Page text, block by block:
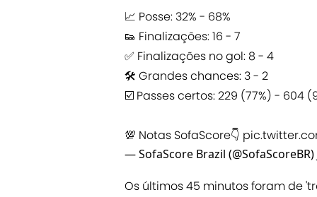
📈 Posse: 32% - 68%
👟 Finalizações: 16 - 7
✅ Finalizações no gol: 8 - 4
🛠 Grandes chances: 3 - 2
☑️ Passes certos: 229 (77%) - 604
💯 Notas SofaScore👇
— SofaScore Brazil (@SofaScoreBR)
Os últimos 45 minutos foram de